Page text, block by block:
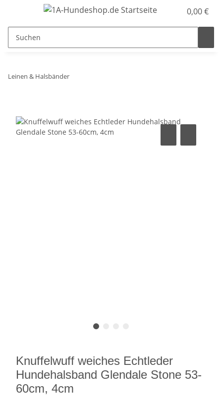
0,00 €
Leinen & Halsbänder
Knuffelwuff weiches Echtleder
Hundehalsband Glendale Stone 53-
60cm, 4cm